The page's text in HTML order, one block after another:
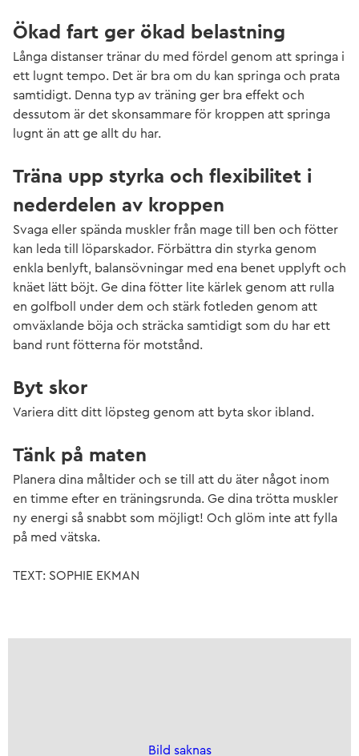
Ökad fart ger ökad belastning
Långa distanser tränar du med fördel genom att springa i
ett lugnt tempo. Det är bra om du kan springa och prata
samtidigt. Denna typ av träning ger bra effekt och
dessutom är det skonsammare för kroppen att springa
lugnt än att ge allt du har.
Träna upp styrka och flexibilitet i
nederdelen av kroppen
Svaga eller spända muskler från mage till ben och fötter
kan leda till löparskador. Förbättra din styrka genom
enkla benlyft, balansövningar med ena benet upplyft och
knäet lätt böjt. Ge dina fötter lite kärlek genom att rulla
en golfboll under dem och stärk fotleden genom att
omväxlande böja och sträcka samtidigt som du har ett
band runt fötterna för motstånd.
Byt skor
Variera ditt ditt löpsteg genom att byta skor ibland.
Tänk på maten
Planera dina måltider och se till att du äter något inom
en timme efter en träningsrunda. Ge dina trötta muskler
ny energi så snabbt som möjligt! Och glöm inte att fylla
på med vätska.
TEXT: SOPHIE EKMAN
Bild saknas